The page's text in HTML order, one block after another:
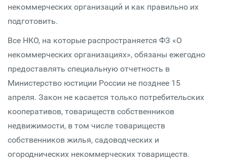
некоммерческих организаций и как правильно их
подготовить.
Все НКО, на которые распространяется ФЗ «О
некоммерческих организациях», обязаны ежегодно
предоставлять специальную отчетность в
Министерство юстиции России не позднее 15
апреля. Закон не касается только потребительских
кооперативов, товариществ собственников
недвижимости, в том числе товариществ
собственников жилья, садоводческих и
огороднических некоммерческих товариществ.